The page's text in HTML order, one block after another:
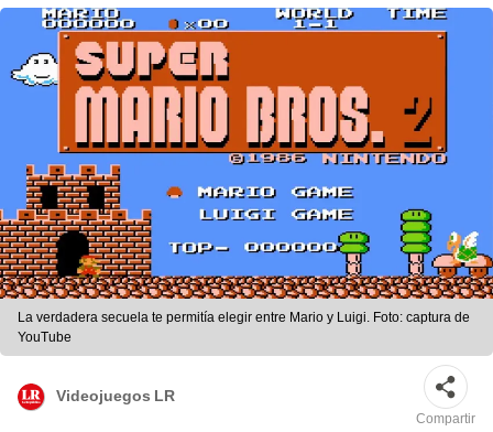
La verdadera secuela te permitía elegir entre Mario y Luigi. Foto: captura de
YouTube
Videojuegos LR
Compartir